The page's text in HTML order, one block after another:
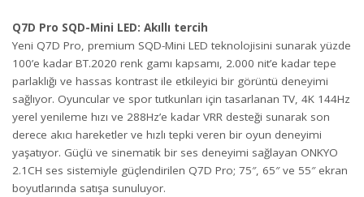
Q7D Pro SQD-Mini LED: Akıllı tercih
Yeni Q7D Pro, premium SQD-Mini LED teknolojisini sunarak yüzde
100’e kadar BT.2020 renk gamı kapsamı, 2.000 nit’e kadar tepe
parlaklığı ve hassas kontrast ile etkileyici bir görüntü deneyimi
sağlıyor. Oyuncular ve spor tutkunları için tasarlanan TV, 4K 144Hz
yerel yenileme hızı ve 288Hz’e kadar VRR desteği sunarak son
derece akıcı hareketler ve hızlı tepki veren bir oyun deneyimi
yaşatıyor. Güçlü ve sinematik bir ses deneyimi sağlayan ONKYO
2.1CH ses sistemiyle güçlendirilen Q7D Pro; 75″, 65″ ve 55″ ekran
boyutlarında satışa sunuluyor.